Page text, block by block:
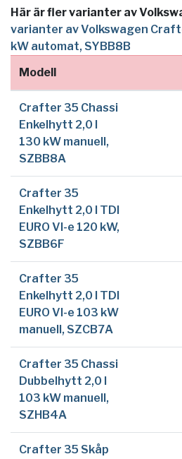
Här är fler varianter av
varianter av Volkswagen
kW automat, SYBB8B
Modell
Crafter 35 Chassi
Enkelhytt 2,0 l
130 kW manuell,
SZBB8A
Crafter 35
Enkelhytt 2,0 l TDI
EURO VI-e 120 kW,
SZBB6F
Crafter 35
Enkelhytt 2,0 l TDI
EURO VI-e 103 kW
manuell, SZCB7A
Crafter 35 Chassi
Dubbelhytt 2,0 l
103 kW manuell,
SZHB4A
Crafter 35 Skåp